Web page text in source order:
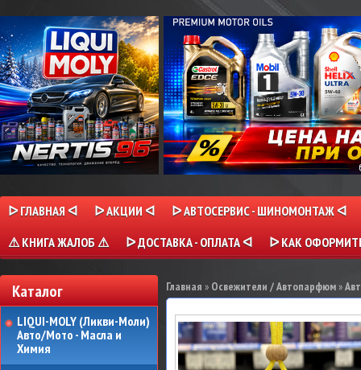
ᐅ ГЛАВНАЯ ᐊ ᐅ АКЦИИ ᐊ
ᐅ АВТОСЕРВИС - ШИНОМОНТАЖ ᐊ
⚠ КНИГА ЖАЛОБ ⚠
ᐅ ДОСТАВКА - ОПЛАТА ᐊ ᐅ КАК
Каталог
LIQUI-MOLY (Ликви-Моли)
Авто/Мото - Масла и
Химия
Главная » Освежители / Автопарфюм»